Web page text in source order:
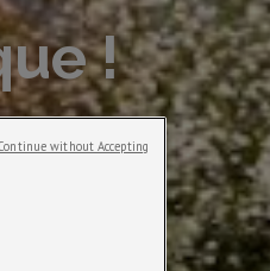
!
without Accepting